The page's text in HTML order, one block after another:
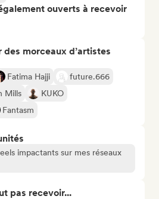
ouverts à recevoir
morceaux d’artistes
Fatima Hajji
future.666
Mills
KUKO
Fantasm
impactants sur mes réseaux
pas recevoir...